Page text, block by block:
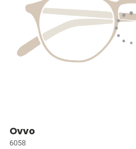
Ovvo
6058